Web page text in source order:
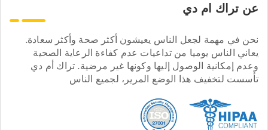
عن تراك ام دي
نحن في مهمة لجعل الناس يعيشون أكثر صحة وأكثر سعادة.
يعاني الناس يوميا من تداعيات عدم كفاءة الرعاية الصحية
وعدم إمكانية الوصول إليها وكونها غير مرضية. تراك أم دي
تأسست لتخفيف هذا الوضع المرير، لجميع الناس